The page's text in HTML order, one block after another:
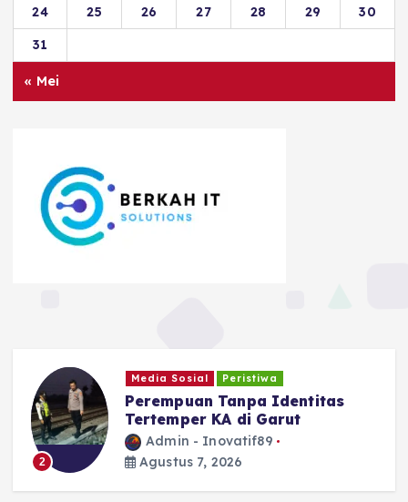
24
25 26 27 28 29
30
31
« Mei
3
Ragam
Safari Tantan Sulthon
Bukhawan Berakhir di Ciamis
Admin - Inovatif89
Agustus 5, 2026